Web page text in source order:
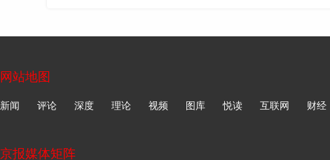
网站地图
新闻 评论 深度 理论 视频 图库 悦读 互联网 财经
京报媒体矩阵